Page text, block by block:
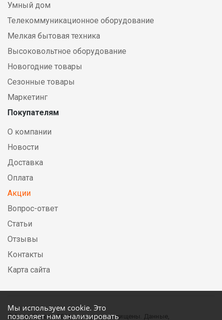
Мы используем cookie. Это
позволяет нам анализировать
Умный дом
Телекоммуникационное оборудование
Мелкая бытовая техника
Высоковольтное оборудование
Новогодние товары
Сезонные товары
Маркетинг
Покупателям
О компании
Новости
Доставка
Оплата
Акции
Вопрос-ответ
Статьи
Отзывы
Контакты
Карта сайта
© DirectElectric, 2026, все права защищены. Данные,